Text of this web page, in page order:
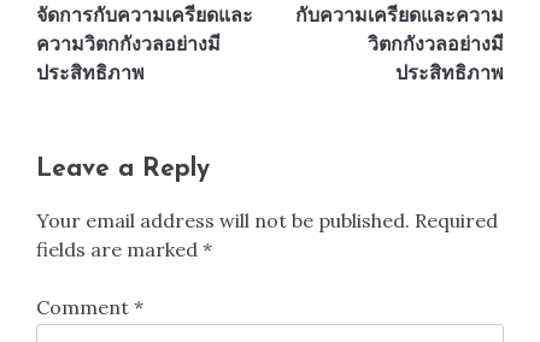
จัดการกับความเครียดและ
ความวิตกกังวลอย่างมี
ประสิทธิภาพ
กับความเครียดและความ
วิตกกังวลอย่างมี
ประสิทธิภาพ
Leave a Reply
Your email address will not be published. Required
fields are marked *
Comment *